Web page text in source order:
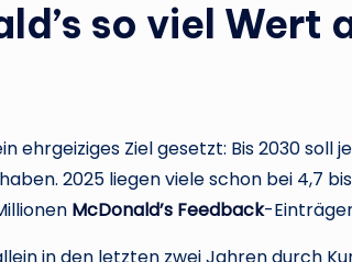
so viel Wert
ehrgeiziges Ziel gesetzt: Bis 2030 soll
2025 liegen viele schon bei 4,7
McDonald’s Feedback-